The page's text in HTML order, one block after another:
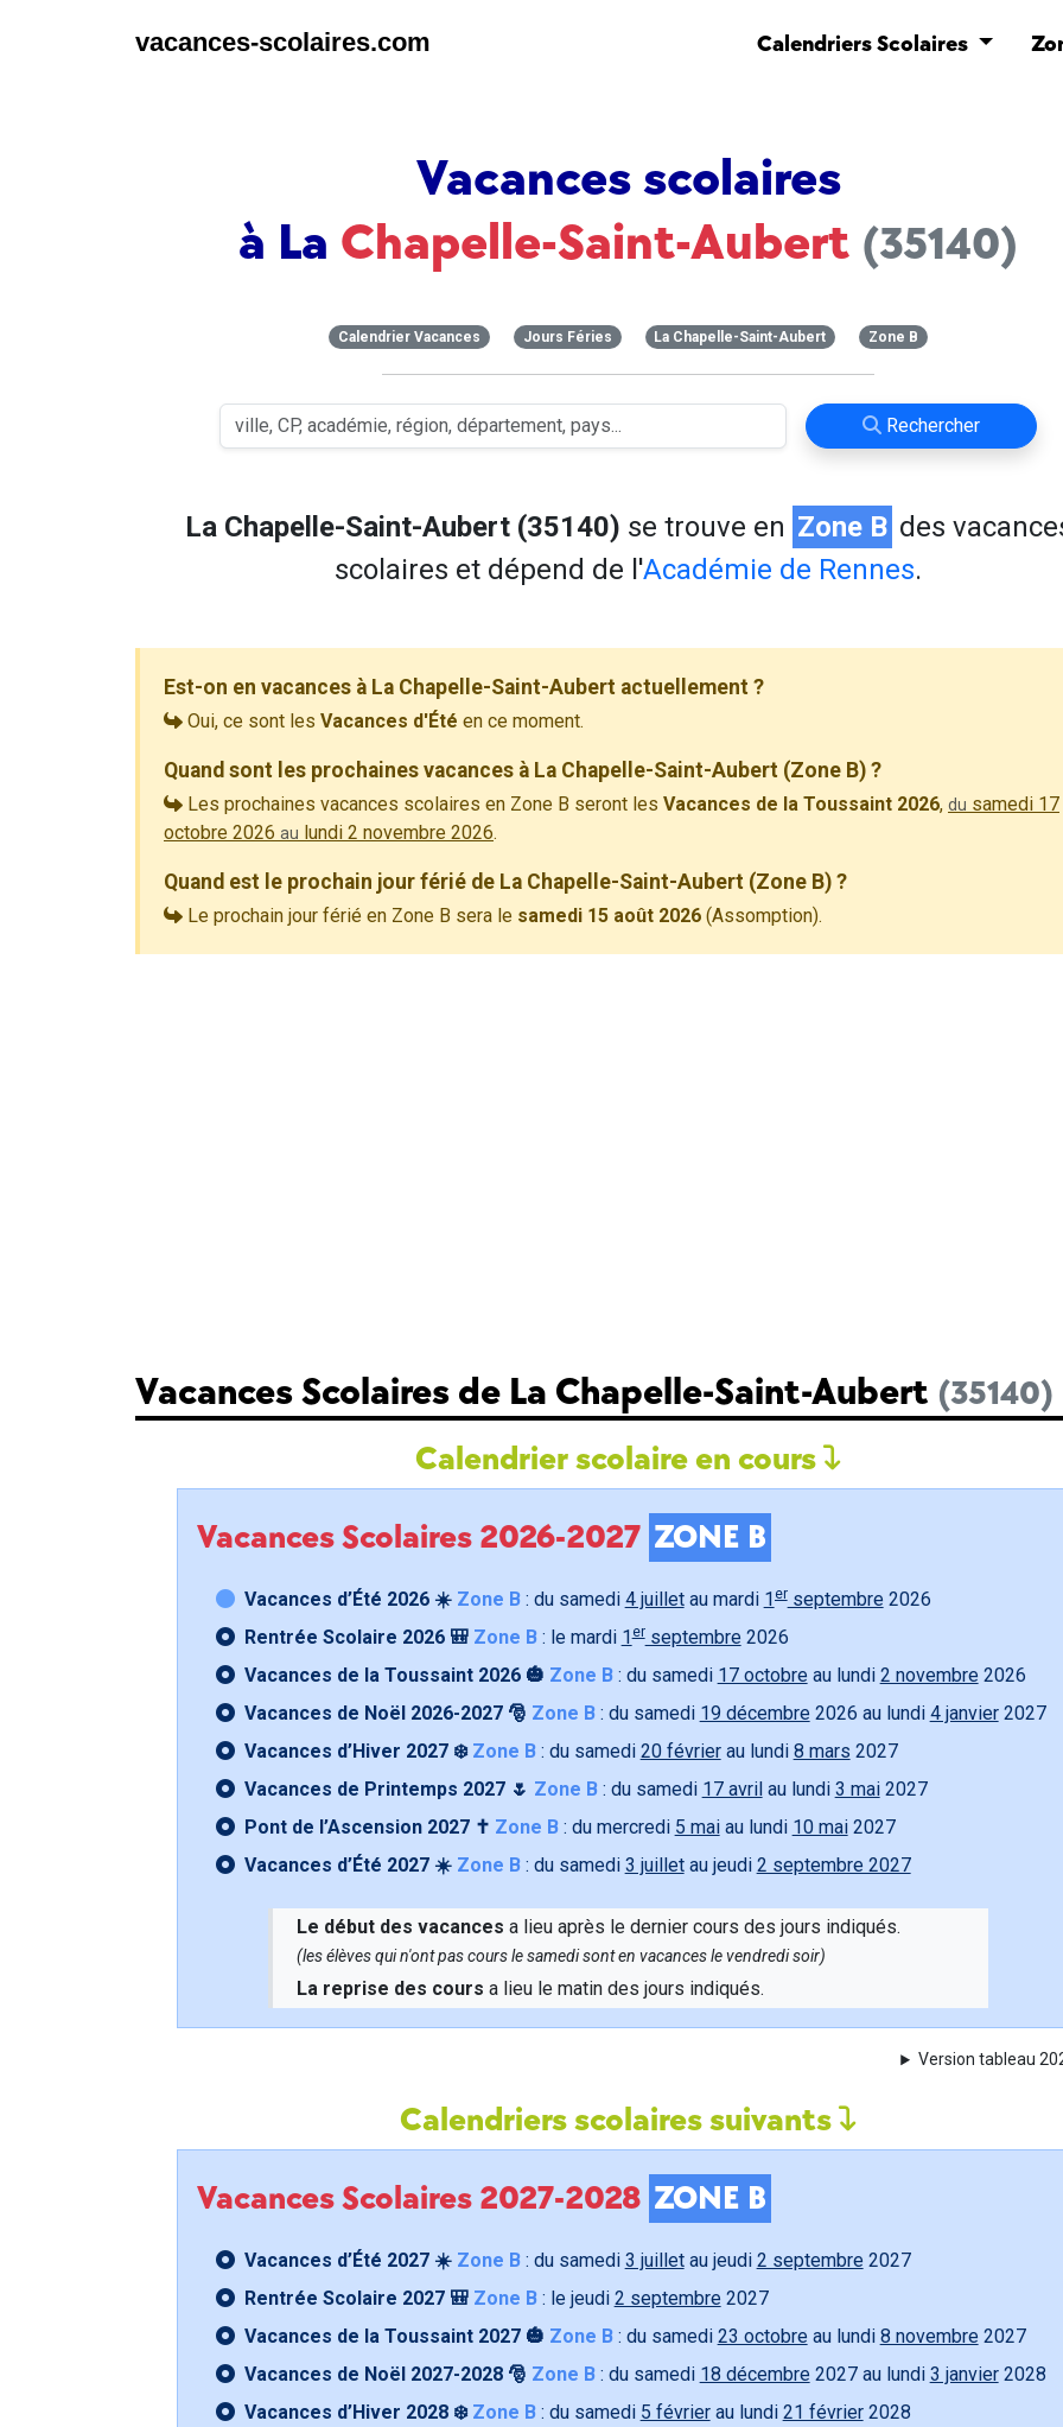
vacances-scolaires.com Calendriers Scolaires
Vacances scolaires
à La Chapelle-Saint-Aubert (35140)
Calendrier Vacances Jours Féries La Chapelle-Saint-Aubert Zone B
Rechercher
La Chapelle-Saint-Aubert (35140) se trouve en Zone B des
scolaires et dépend de l'Académie de Rennes.
Est-on en vacances à La Chapelle-Saint-Aubert actuellement ?
Oui, ce sont les Vacances d'Été en ce moment.
Quand sont les prochaines vacances à La Chapelle-Saint-Aubert (Zone B) ?
Les prochaines vacances scolaires en Zone B seront les Vacances de la Toussaint 2026, du samedi 17
octobre 2026 au lundi 2 novembre 2026.
Quand est le prochain jour férié de La Chapelle-Saint-Aubert (Zone B) ?
Le prochain jour férié en Zone B sera le samedi 15 août 2026 (Assomption).
Vacances Scolaires de La Chapelle-Saint-Aubert (35140)
Calendrier scolaire en cours
Vacances Scolaires 2026-2027 ZONE B
Vacances d’Été 2026 ☀️ Zone B: du samedi 4 juilletau mardi 1 erseptembre 2026
Rentrée Scolaire 2026 🎒 Zone B: le mardi 1erseptembre 2026
Vacances de la Toussaint 2026 🎃 Zone B: du samedi 17 octobre au lundi 2 novembre 2026
Vacances de Noël 2026-2027 🎅 Zone B: du samedi 19 décembre 2026 au lundi 4 janvier2027
Vacances d’Hiver 2027 ❄️ Zone B: du samedi 20 févrierau lundi 8 mars 2027
Vacances de Printemps 2027 🌷 Zone B: du samedi 17 avril au lundi 3 mai2027
Pont de l’Ascension 2027 ✝️ Zone B: du mercredi 5 maiau lundi 10 mai2027
Vacances d’Été 2027 ☀️ Zone B: du samedi 3 juilletau jeudi 2 septembre 2027
Le début des vacances a lieu après le dernier cours des jours indiqués.
(les élèves qui n'ont pas cours le samedi sont en vacances le vendredi soir)
La reprise des cours a lieu le matin des jours indiqués.
Version tableau
Calendriers scolaires suivants
Vacances Scolaires 2027-2028 ZONE B
Vacances d’Été 2027 ☀️ Zone B: du samedi 3 juilletau jeudi 2 septembre 2027
Rentrée Scolaire 2027 🎒 Zone B: le jeudi 2 septembre 2027
Vacances de la Toussaint 2027 🎃 Zone B: du samedi 23 octobre au lundi 8 novembre 2027
Vacances de Noël 2027-2028 🎅 Zone B: du samedi 18 décembre 2027 au lundi 3 janvier2028
Vacances d’Hiver 2028 ❄️ Zone B: du samedi 5 févrierau lundi 21 février2028